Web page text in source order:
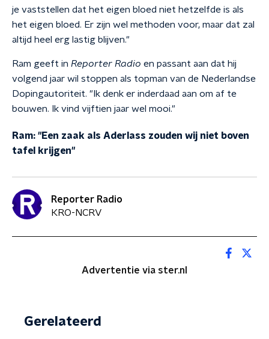
je vaststellen dat het eigen bloed niet hetzelfde is als
het eigen bloed. Er zijn wel methoden voor, maar dat zal
altijd heel erg lastig blijven."
Ram geeft in Reporter Radio en passant aan dat hij
volgend jaar wil stoppen als topman van de Nederlandse
Dopingautoriteit. "Ik denk er inderdaad aan om af te
bouwen. Ik vind vijftien jaar wel mooi."
Ram: "Een zaak als Aderlass zouden wij niet boven
tafel krijgen"
Reporter Radio
KRO-NCRV
Advertentie via ster.nl
Gerelateerd